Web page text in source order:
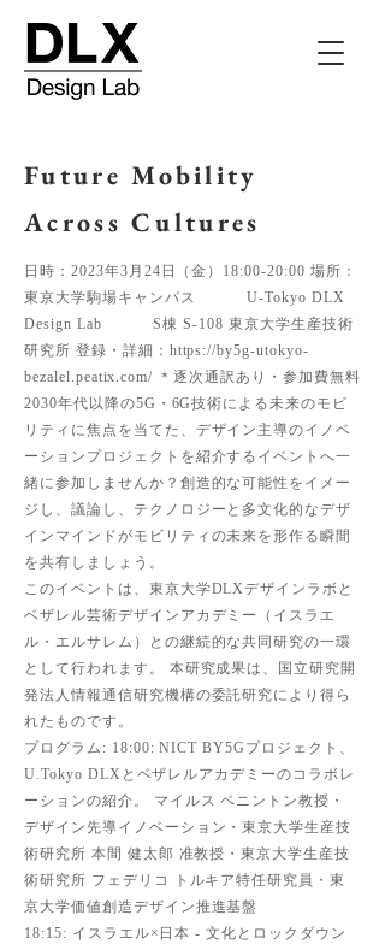
Future Mobility
Across Cultures
日時：2023年3月24日（金）18:00-20:00 場所：
東京大学駒場キャンパス U-Tokyo DLX
Design Lab S棟 S-108 東京大学生産技術
研究所 登録・詳細： https://by5g-utokyo-
bezalel.peatix.com/ ＊逐次通訳あり・参加費無料
2030年代以降の5G・6G技術による未来のモビ
リティに焦点を当てた、デザイン主導のイノベ
ーションプロジェクトを紹介するイベントへ一
緒に参加しませんか？創造的な可能性をイメー
ジし、議論し、テクノロジーと多文化的なデザ
インマインドがモビリティの未来を形作る瞬間
を共有しましょう。
このイベントは、東京大学DLXデザインラボと
ベザレル芸術デザインアカデミー（イスラエ
ル・エルサレム）との継続的な共同研究の一環
として行われます。 本研究成果は、国立研究開
発法人情報通信研究機構の委託研究により得ら
れたものです。
プログラム: 18:00: NICT BY5Gプロジェクト、
U.Tokyo DLXとベザレルアカデミーのコラボレ
ーションの紹介。 マイルス ペニントン教授・
デザイン先導イノベーション・東京大学生産技
術研究所 本間 健太郎 准教授・東京大学生産技
術研究所 フェデリコ トルキア特任研究員・東
京大学価値創造デザイン推進基盤
18:15: イスラエル×日本 - 文化とロックダウン